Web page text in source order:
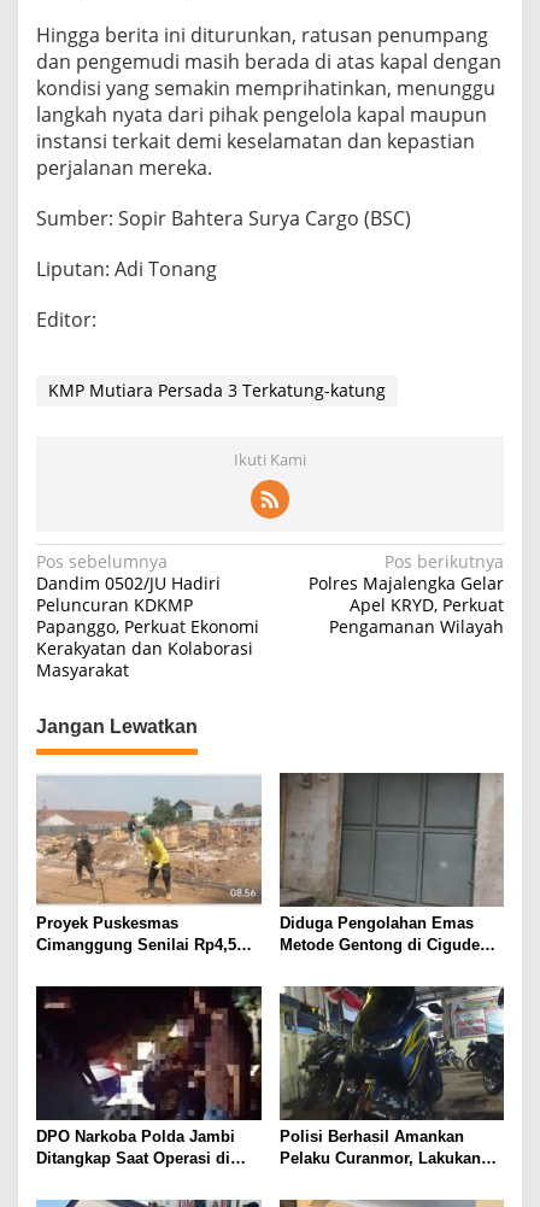
Hingga berita ini diturunkan, ratusan penumpang
dan pengemudi masih berada di atas kapal dengan
kondisi yang semakin memprihatinkan, menunggu
langkah nyata dari pihak pengelola kapal maupun
instansi terkait demi keselamatan dan kepastian
perjalanan mereka.
Sumber: Sopir Bahtera Surya Cargo (BSC)
Liputan: Adi Tonang
Editor:
KMP Mutiara Persada 3 Terkatung-katung
Ikuti Kami
Navigasi
pos
Pos sebelumnya
Dandim 0502/JU Hadiri
Peluncuran KDKMP
Papanggo, Perkuat Ekonomi
Kerakyatan dan Kolaborasi
Masyarakat
Pos berikutnya
Polres Majalengka Gelar
Apel KRYD, Perkuat
Pengamanan Wilayah
Jangan Lewatkan
Proyek Puskesmas
Cimanggung Senilai Rp4,5
Penyimpangan, Tidak Sesuai
Spek dan Pekerja Abaikan K3
Diduga Pengolahan Emas
Metode Gentong di Cigudeg
Limbah Jadi Sorotan
DPO Narkoba Polda Jambi
Ditangkap Saat Operasi di
Dalami Peran Para Terduga
Polisi Berhasil Amankan
Pelaku Curanmor, Lakukan
Masih Menempel